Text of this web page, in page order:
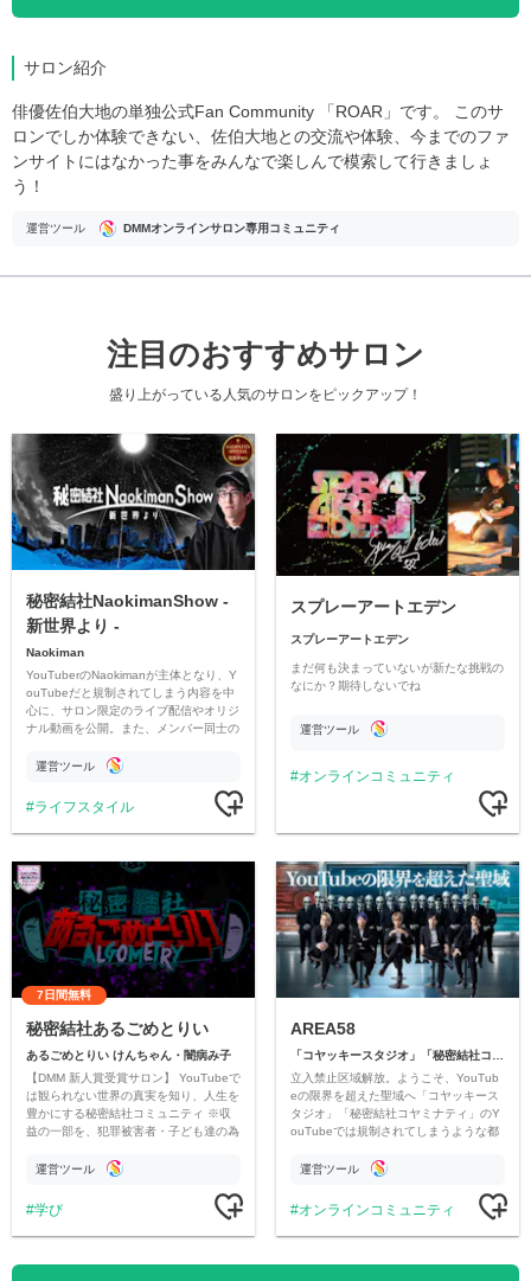
サロン紹介
俳優佐伯大地の単独公式Fan Community 「ROAR」です。 このサ
ロンでしか体験できない、佐伯大地との交流や体験、今までのファ
ンサイトにはなかった事をみんなで楽しんで模索して行きましょ
う！
運営ツール DMMオンラインサロン専用コミュニティ
注目のおすすめサロン
盛り上がっている人気のサロンをピックアップ！
秘密結社NaokimanShow -
新世界より -
Naokiman
YouTuberのNaokimanが主体となり、Y
ouTubeだと規制されてしまう内容を中
心に、サロン限定のライブ配信やオリジ
ナル動画を公開。また、メンバー同士の
ただいています。
運営ツール
ライフスタイル
スプレーアートエデン
スプレーアートエデン
まだ何も決まっていないが新たな挑戦の
なにか？期待しないでね
運営ツール
オンラインコミュニティ
7日間無料
秘密結社あるごめとりい
あるごめとりい けんちゃん・闇病み子
【DMM 新人賞受賞サロン】 YouTubeで
は観られない世界の真実を知り、人生を
豊かにする秘密結社コミュニティ ※収
益の一部を、犯罪被害者・子ども達の為
す運営ツール
学び
AREA58
立入禁止区域解放。ようこそ、YouTub
eの限界を超えた聖域へ「コヤッキース
タジオ」「秘密結社コヤミナティ」のY
ouTubeでは規制されてしまうような都
公開。
運営ツール
オンラインコミュニティ